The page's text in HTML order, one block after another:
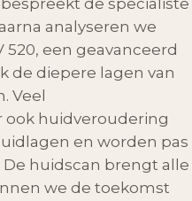
de specialiste
analyseren we
520, een geavanceerd
de diepere lagen van
Veel
ook huidveroudering
en worden pas
huidscan brengt alle
we de toekomst